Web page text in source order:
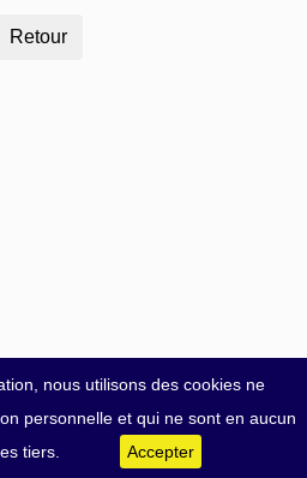
nous utilisons des cookies ne
personnelle et qui ne sont en aucun
tiers.
Accepter